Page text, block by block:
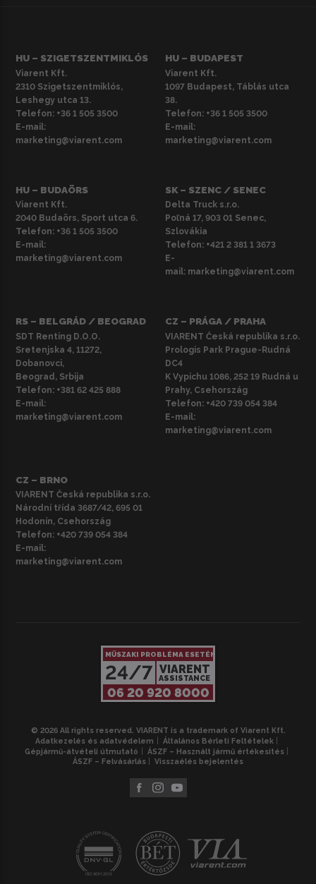
HU – SZIGETSZENTMIKLÓS
Viarent Kft.
2310 Szigetszentmiklós,
Leshegy utca 13.
Telefon: +36 1 505 3500
E-mail:
marketing@viarent.com
HU – BUDAPEST
Viarent Kft.
1097 Budapest, Táblás utca
38.
Telefon: +36 1 505 3500
E-mail:
marketing@viarent.com
HU – BUDAÖRS
Viarent Kft.
2040 Budaörs, Sport utca 6.
Telefon: +36 1 505 3500
E-mail:
marketing@viarent.com
SK – SZENC / SENEC
Delta Truck s.r.o.
Poľná 17, 903 01 Senec,
Szlovákia
Telefon: +421 2 381 1 3673
E-
mail: marketing@viarent.com
RS – BELGRÁD / BEOGRAD
SDT Renting D.O.O.
Sretenjska 4, 11272,
Dobanovci,
Beograd, Srbija
Telefon: +381 62 425 888
E-mail:
marketing@viarent.com
CZ – PRÁGA / PRAHA
VIARENT Česká republika s.r.o.
Prologis Park Prague-Rudná
DC4
K Vypichu 1086, 252 19 Rudná u
Prahy, Csehország
Telefon: +420 739 054 384
E-mail:
marketing@viarent.com
CZ – BRNO
VIARENT Česká republika s.r.o.
Národní třída 3687/42, 695 01
Hodonín, Csehország
Telefon: +420 739 054 384
E-mail:
marketing@viarent.com
MŰSZAKI PROBLÉMA ESETÉN
24/7 VIARENT
ASSISTANCE
06 20 920 8000
© 2026 All rights reserved. VIARENT is a trademark of Viarent Kft.
Adatkezelés és adatvédelem
Általános Bérleti Feltételek
Gépjármű-átvételi útmutató
ÁSZF – Használt jármű értékesítés
ÁSZF – Felvásárlás
Visszaélés bejelentés